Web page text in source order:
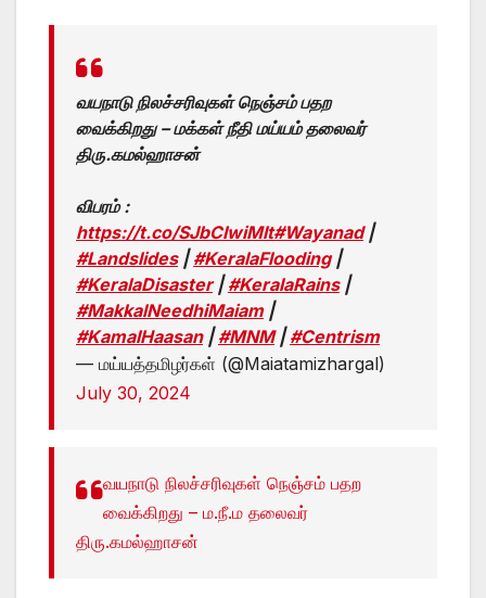
வயநாடு நிலச்சரிவுகள் நெஞ்சம் பதற
வைக்கிறது – மக்கள் நீதி மய்யம் தலைவர்
திரு.கமல்ஹாசன்
விபரம் :
https://t.co/SJbCIwiMlt#Wayanad|
#Landslides|#KeralaFlooding|
#KeralaDisaster|#KeralaRains|
#MakkalNeedhiMaiam|
#KamalHaasan|#MNM|#Centrism
— மய்யத்தமிழர்கள் (@Maiatamizhargal)
July 30, 2024
வயநாடு நிலச்சரிவுகள் நெஞ்சம் பதற
வைக்கிறது – ம.நீ.ம தலைவர்
திரு.கமல்ஹாசன்